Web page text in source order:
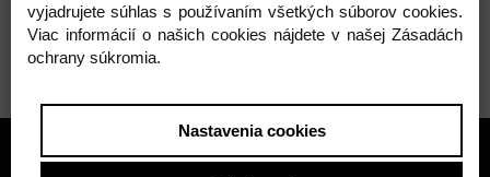
1,55 € - +
vyjadrujete súhlas s používaním všetkých súborov cookies.
Viac informácií o našich cookies nájdete v našej Zásadách
ochrany súkromia.
Nastavenia cookies